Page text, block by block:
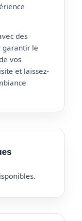
des
garantir le
vos
et laissez-